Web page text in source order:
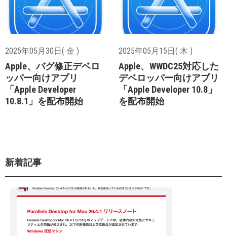
2025年05月30日( 金 )
Apple、バグ修正デベロ
ッパー向けアプリ
「Apple Developer
10.8.1」を配布開始
2025年05月15日( 木 )
Apple、WWDC25対応した
デベロッパー向けアプリ
「Apple Developer 10.8」
を配布開始
新着記事